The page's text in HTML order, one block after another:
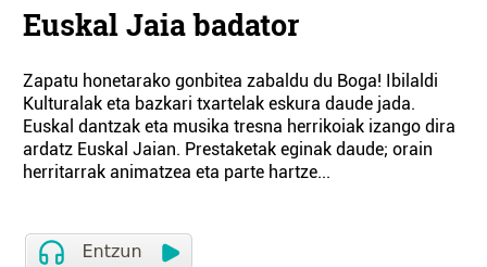
Euskal Jaia badator
Zapatu honetarako gonbitea zabaldu du Boga! Ibilaldi
Kulturalak eta bazkari txartelak eskura daude jada.
Euskal dantzak eta musika tresna herrikoiak izango dira
ardatz Euskal Jaian. Prestaketak eginak daude; orain
herritarrak animatzea eta parte hartze...